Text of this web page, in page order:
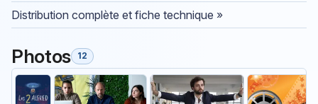
Distribution complète et fiche technique »
Photos 12